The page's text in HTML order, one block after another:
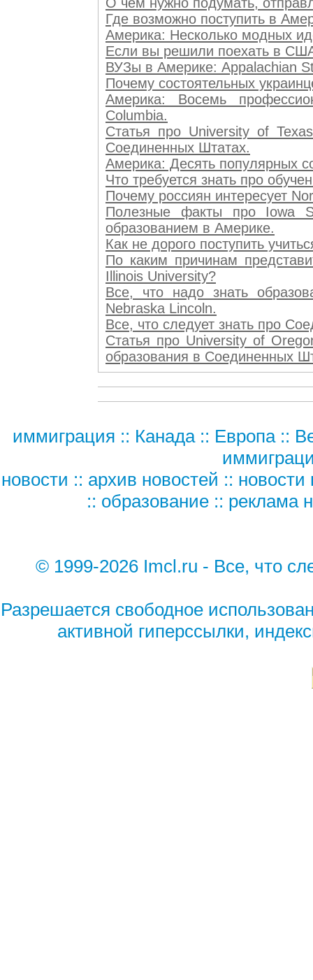
Где возможно поступить в
Америка: Несколько модных
Если вы решили поехать в
ВУЗы в Америке: Appalachian
Почему состоятельных
Америка: Восемь
Columbia.
Статья про University of
Соединенных Штатах.
Америка: Десять популярных
Что требуется знать про
Почему россиян интересует
Полезные факты про Iowa
образованием в Америке.
Как не дорого поступить
По каким причинам
Illinois University?
Все, что надо знать
Nebraska Lincoln.
Все, что следует знать про
Статья про University of
образования в Соединенных
иммиграция :: Канада:: Европа::
новости :: архив новостей :: новости
:: образование :: реклама
© 1999-2026 Imcl.ru - Все, что
Разрешается свободное
активной гиперссылки,